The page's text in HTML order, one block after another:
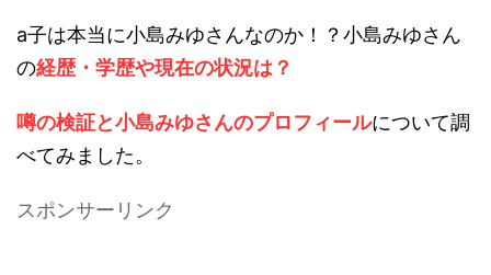
a子は本当に小島みゆさんなのか！？小島みゆさん
の経歴・学歴や現在の状況は？
噂の検証と小島みゆさんのプロフィールについて調
べてみました。
スポンサーリンク